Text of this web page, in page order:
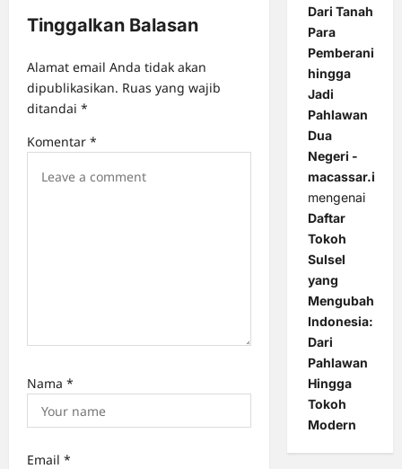
g
a
t
i
Tinggalkan Balasan
Alamat email Anda tidak akan
dipublikasikan. Ruas yang wajib
ditandai *
Komentar *
Nama *
Email *
Dari Tanah
Para
Pemberani
hingga
Jadi
Pahlawan
Dua
Negeri -
macassar.id
mengenai
Daftar
Tokoh
Sulsel
yang
Mengubah
Indonesia:
Dari
Pahlawan
Hingga
Tokoh
Modern